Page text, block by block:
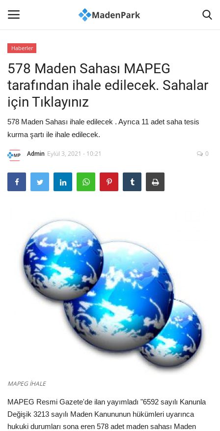
Anasayfa
İLETİŞİM
Haberler
Madenlerimiz
Madencilik Kültürü
Akademi-Bilim
Videolar
Üye Firmalar
Galeri
Haberler
578 Maden Sahası MAPEG
tarafından ihale edilecek. Sahalar
için Tıklayınız
578 Maden Sahası ihale edilecek . Ayrıca 11 adet saha tesis
kurma şartı ile ihale edilecek.
Admin Eylül 3, 2021 - 10:21 0
MAPEG İHALE
MAPEG Resmi Gazete'de ilan yayımladı "6592 sayılı Kanunla
Değişik 3213 sayılı Maden Kanununun hükümleri uyarınca
hukuki durumları sona eren 578 adet maden sahası Maden